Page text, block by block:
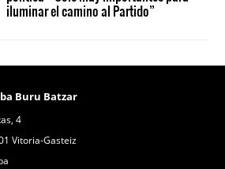
iluminar el camino al Partido”
Buru Batzar
4
Vitoria-Gasteiz